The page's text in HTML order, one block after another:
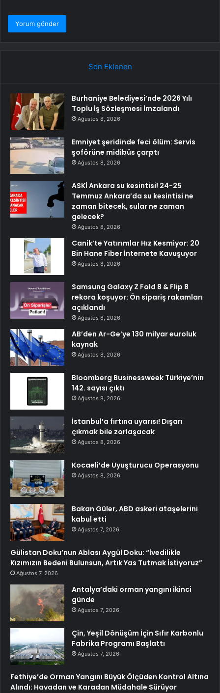
Son Eklenen
Burhaniye Belediyesi’nde 2026 Yılı
Toplu İş Sözleşmesi İmzalandı
Ağustos 8, 2026
Emniyet şeridinde feci ölüm: Servis
şoförüne midibüs çarptı
Ağustos 8, 2026
ASKİ Ankara su kesintisi! 24-25
Temmuz Ankara’da su kesintisi ne
zaman bitecek, sular ne zaman
gelecek?
Ağustos 8, 2026
Canik’te Yatırımlar Hız Kesmiyor: 20
Bin Hane Fiber İnternete Kavuşuyor
Ağustos 8, 2026
Samsung Galaxy Z Fold 8 & Flip 8
rekora koşuyor: Ön sipariş rakamları
açıklandı
Ağustos 8, 2026
AB’den Ar-Ge’ye 130 milyar euroluk
kaynak
Ağustos 8, 2026
Bloomberg Businessweek Türkiye’nin
142. sayısı çıktı
Ağustos 8, 2026
İstanbul’a fırtına uyarısı! Dışarı
çıkmak bile zorlaşacak
Ağustos 8, 2026
Kocaeli’de Uyuşturucu Operasyonu
Ağustos 8, 2026
Bakan Güler, ABD askeri ataşelerini
kabul etti
Ağustos 7, 2026
Gülistan Doku’nun Ablası Aygül Doku: “İvedilikle
Kızımızın Bedeni Bulunsun, Artık Yas Tutmak İstiyoruz”
Ağustos 7, 2026
Antalya’daki orman yangını ikinci
günde
Ağustos 7, 2026
Çin, Yeşil Dönüşüm İçin Sıfır Karbonlu
Fabrika Programı Başlattı
Ağustos 7, 2026
Fethiye’de Orman Yangını Büyük Ölçüden Kontrol Altına
Alındı: Havadan ve Karadan Müdahale Sürüyor